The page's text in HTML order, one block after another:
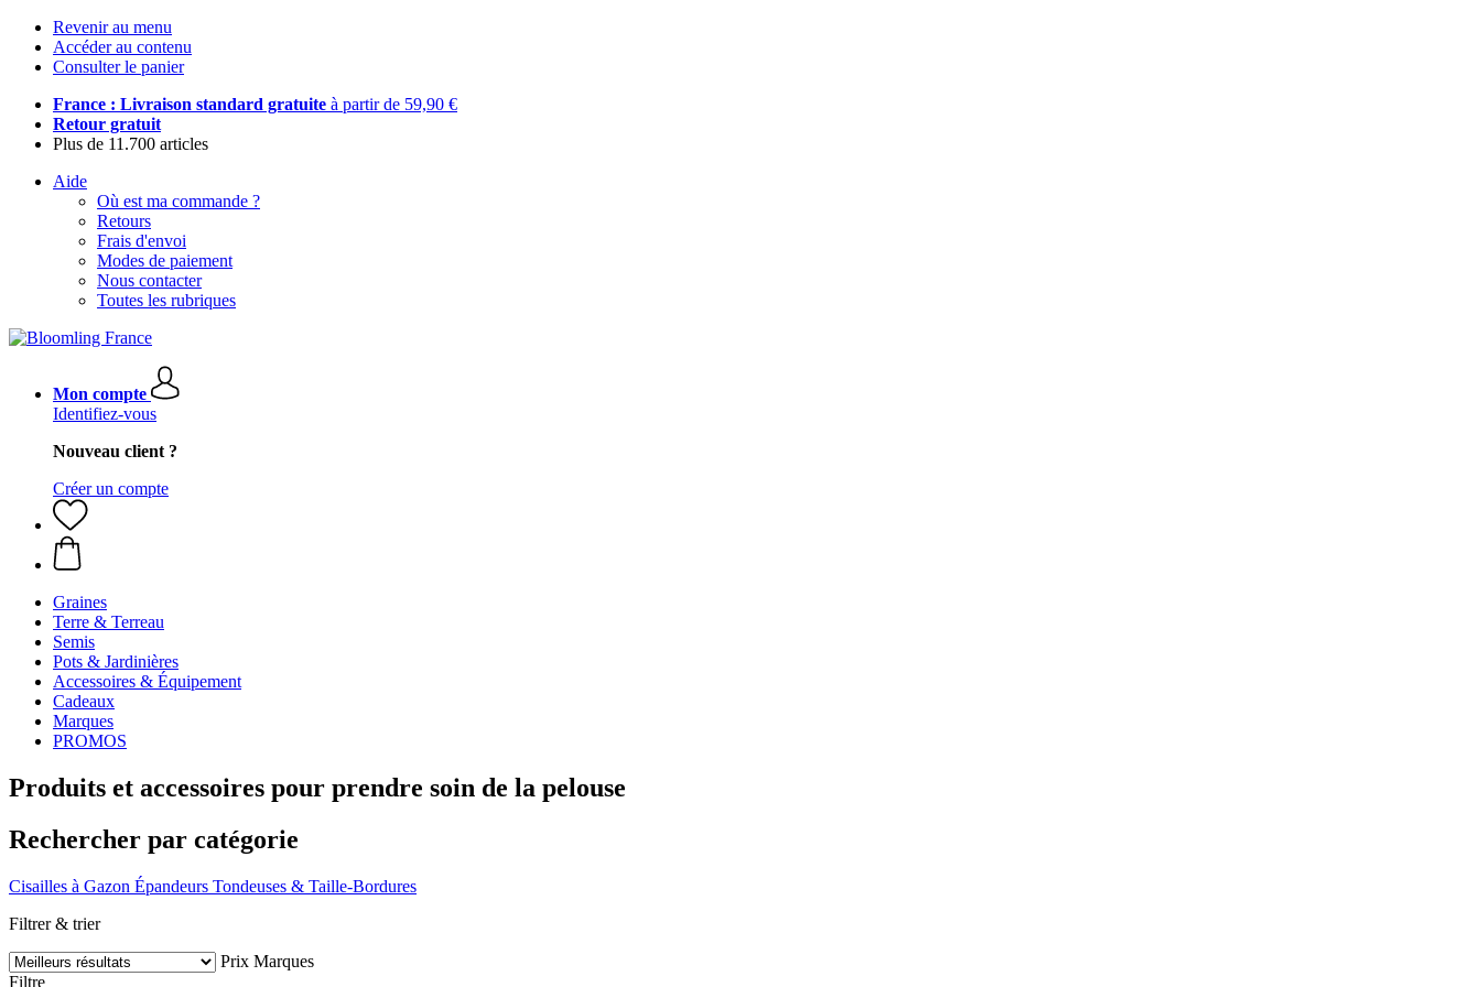
Revenir au menu
Accéder au contenu
Consulter le panier
France : Livraison standard gratuite à partir de 59,90 €
Retour gratuit
Plus de 11.700 articles
Aide
Où est ma commande ?
Retours
Frais d'envoi
Modes de paiement
Nous contacter
Toutes les rubriques
Mon compte
Identifiez-vous
Nouveau client ?
Créer un compte
Graines
Terre & Terreau
Semis
Pots & Jardinières
Accessoires & Équipement
Cadeaux
Marques
PROMOS
Produits et accessoires pour prendre soin de la pelouse
Rechercher par catégorie
Cisailles à Gazon Épandeurs Tondeuses & Taille-Bordures
Filtrer & trier
Prix Marques
Filtre